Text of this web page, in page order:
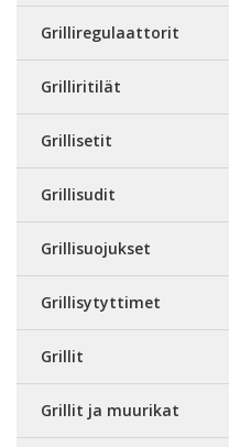
Grilliregulaattorit
Grilliritilät
Grillisetit
Grillisudit
Grillisuojukset
Grillisytyttimet
Grillit
Grillit ja muurikat